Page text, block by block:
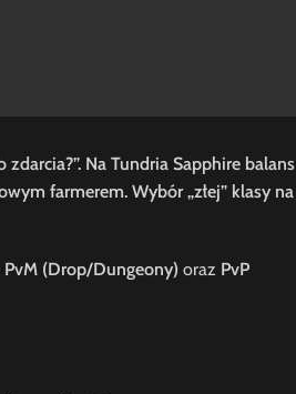
Na Tundria Sapphire balans
farmerem. Wybór „złej” klasy na
PvM (Drop/Dungeony) oraz PvP